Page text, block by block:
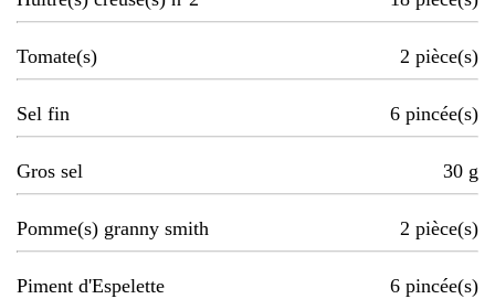
Tomate(s) 2 pièce(s)
Sel fin 6 pincée(s)
Gros sel 30 g
Pomme(s) granny smith 2 pièce(s)
Piment d'Espelette 6 pincée(s)